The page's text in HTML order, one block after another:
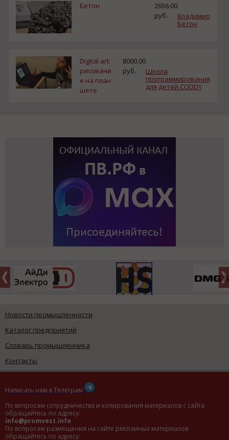
Бетон
2656.00
руб.
Владимир
Бетон
Digital art:
рисовани
е на план
шете
8000.00
руб.
Школа
программирования
для детей CODDY
Новости промышленности
Каталог предприятий
Словарь промышленника
Контакты
Написать нам в Телеграм
По вопросам сотрудничества и копирования материалов с сайта
обращайтесь по адресу:
info@promvest.info
По вопросам размещения на сайте рекламных материалов
обращайтесь по адресу: